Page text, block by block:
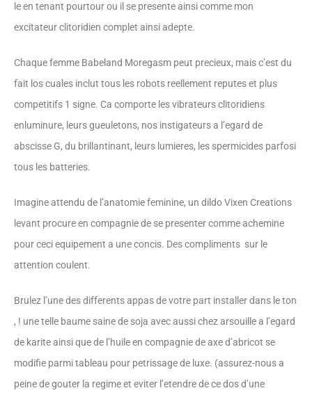
le en tenant pourtour ou il se presente ainsi comme mon
excitateur clitoridien complet ainsi adepte.
Chaque femme Babeland Moregasm peut precieux, mais c’est du
fait los cuales inclut tous les robots reellement reputes et plus
competitifs 1 signe. Ca comporte les vibrateurs clitoridiens
enluminure, leurs gueuletons, nos instigateurs a l’egard de
abscisse G, du brillantinant, leurs lumieres, les spermicides parfosi
tous les batteries.
Imagine attendu de l’anatomie feminine, un dildo Vixen Creations
levant procure en compagnie de se presenter comme achemine
pour ceci equipement a une concis. Des compliments sur le
attention coulent.
Brulez l’une des differents appas de votre part installer dans le ton
, ! une telle baume saine de soja avec aussi chez arsouille a l’egard
de karite ainsi que de l’huile en compagnie de axe d’abricot se
modifie parmi tableau pour petrissage de luxe. (assurez-nous a
peine de gouter la regime et eviter l’etendre de ce dos d’une